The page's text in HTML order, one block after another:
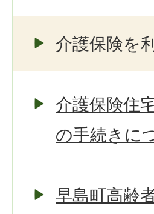
介護保険を
介護保険住
の手続きに
早島町高齢